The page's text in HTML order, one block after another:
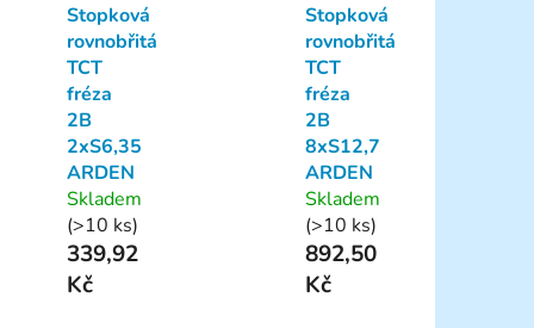
Stopková
rovnobřitá
TCT
fréza
2B
2xS6,35
ARDEN
Skladem
(>10 ks)
339,92
Kč
Stopková
rovnobřitá
TCT
fréza
2B
8xS12,7
ARDEN
Skladem
(>10 ks)
892,50
Kč